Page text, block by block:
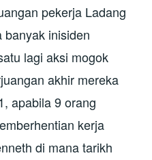
pekerja Ladang
banyak inisiden
lagi aksi mogok
akhir mereka
apabila 9 orang
kerja
di mana tarikh